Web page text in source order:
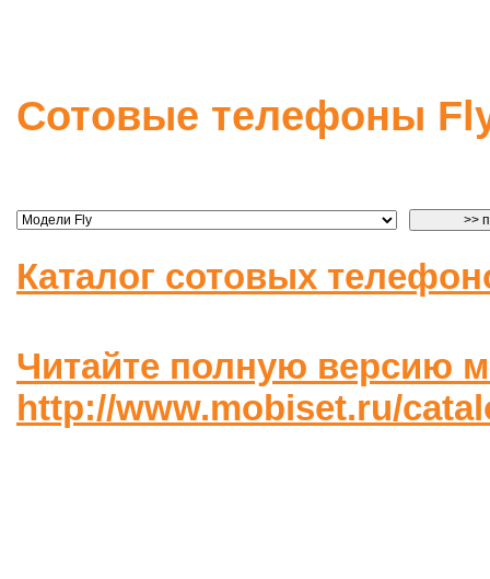
Сотовые телефоны
Каталог сотовых
Читайте полную версию
http://www.mobiset.ru/